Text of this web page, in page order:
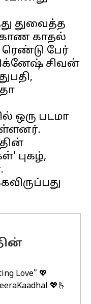
துவைத்த
காதல்
ரெண்டு பேர்
சிவன்
ஒரு படமா
புகழ்,
Love" 💖
💖🫰